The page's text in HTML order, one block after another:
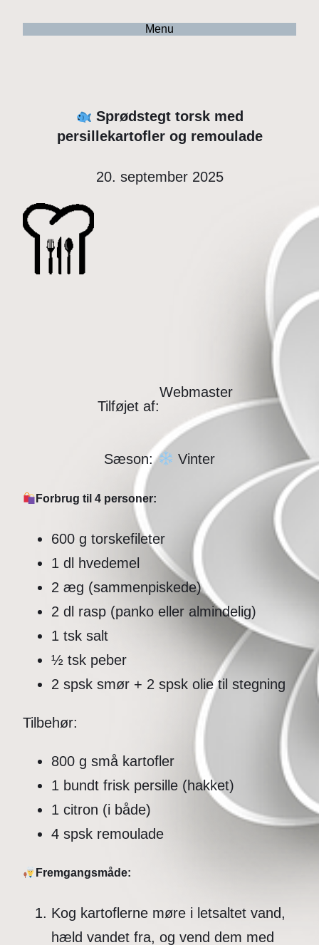
Menu
Sprødstegt torsk med
persillekartofler og remoulade
20. september 2025
Tilføjet af:
Webmaster
Sæson: Vinter
Forbrug til 4 personer:
600 g torskefileter
1 dl hvedemel
2 æg (sammenpiskede)
2 dl rasp (panko eller almindelig)
1 tsk salt
½ tsk peber
2 spsk smør + 2 spsk olie til stegning
Tilbehør:
800 g små kartofler
1 bundt frisk persille (hakket)
1 citron (i både)
4 spsk remoulade
Fremgangsmåde:
Kog kartoflerne møre i letsaltet vand,
hæld vandet fra, og vend dem med